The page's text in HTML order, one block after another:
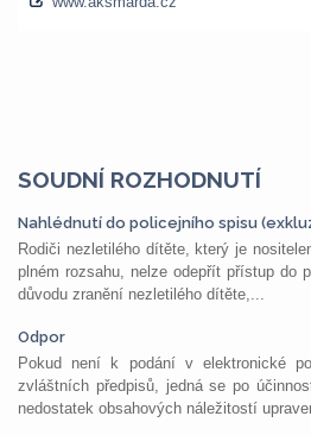
SOUDNÍ ROZHODNUTÍ
Nahlédnutí do policejního spisu
Rodiči nezletilého dítěte, který je
plném rozsahu, nelze odepřít přístup do
důvodu zranění nezletilého dítěte,...
Odpor
Pokud není k podání v elektronické
zvláštních předpisů, jedná se po
nedostatek obsahových náležitostí